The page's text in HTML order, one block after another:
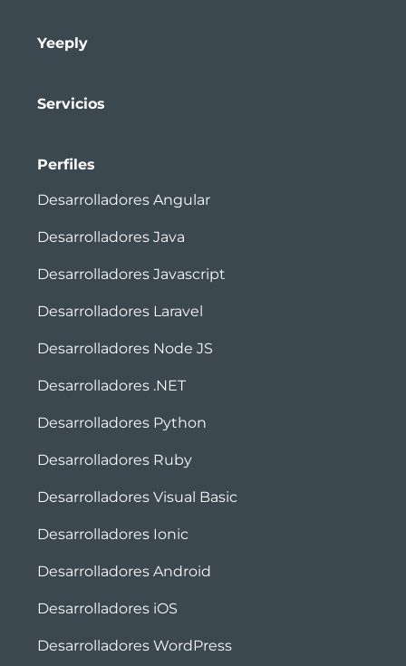
Yeeply
Servicios
Perfiles
Desarrolladores Angular
Desarrolladores Java
Desarrolladores Javascript
Desarrolladores Laravel
Desarrolladores Node JS
Desarrolladores .NET
Desarrolladores Python
Desarrolladores Ruby
Desarrolladores Visual Basic
Desarrolladores Ionic
Desarrolladores Android
Desarrolladores iOS
Desarrolladores WordPress